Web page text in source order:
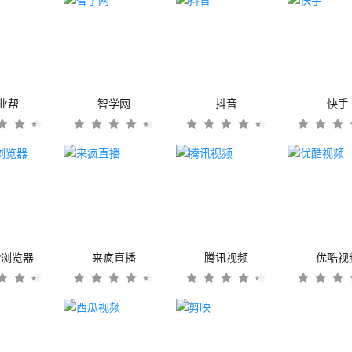
帮 智学网 抖音 快手
览器 来疯直播 腾讯视频 优酷视